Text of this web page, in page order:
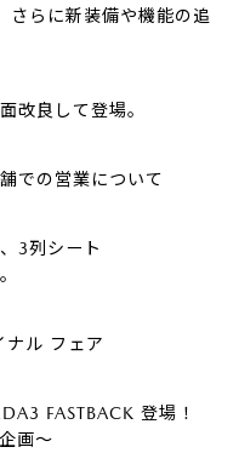
さらに新装備や機能の追
改良して登場。
での営業について
3列シート
ナル フェア
FASTBACK 登場！
画～